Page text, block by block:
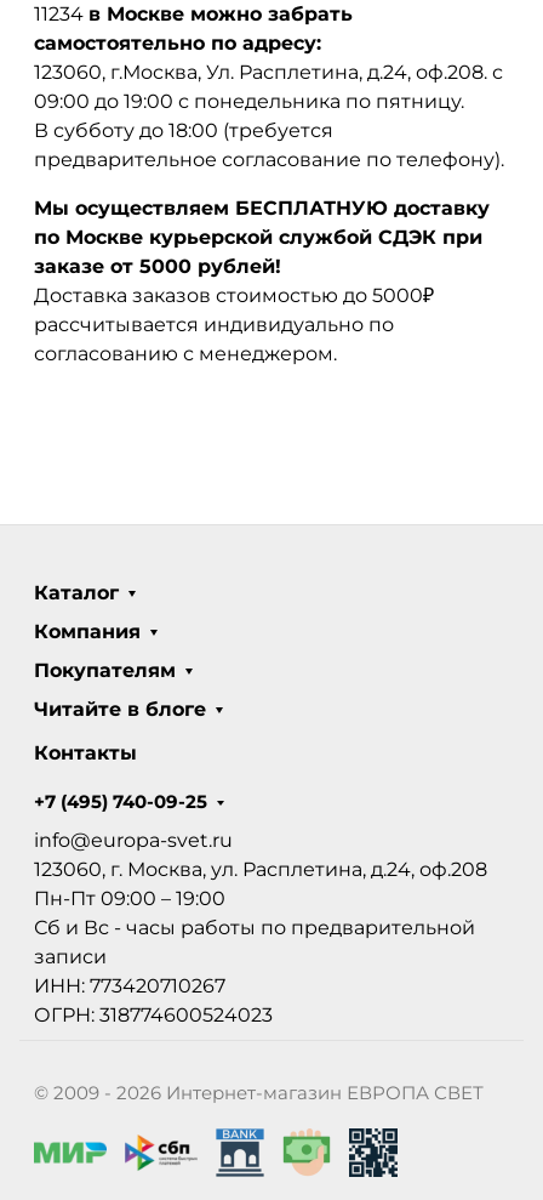
11234 в Москве можно забрать
самостоятельно по адресу:
123060, г.Москва, Ул. Расплетина, д.24, оф.208. с
09:00 до 19:00 с понедельника по пятницу.
В субботу до 18:00 (требуется
предварительное согласование по телефону).
Мы осуществляем БЕСПЛАТНУЮ доставку
по Москве курьерской службой СДЭК при
заказе от 5000 рублей!
Доставка заказов стоимостью до 5000₽
рассчитывается индивидуально по
согласованию с менеджером.
Каталог
Компания
Покупателям
Читайте в блоге
Контакты
+7 (495) 740-09-25
info@europa-svet.ru
123060, г. Москва, ул. Расплетина, д.24, оф.208
Пн-Пт 09:00 – 19:00
Сб и Вс - часы работы по предварительной
записи
ИНН: 773420710267
ОГРН: 318774600524023
© 2009 - 2026 Интернет-магазин ЕВРОПА СВЕТ